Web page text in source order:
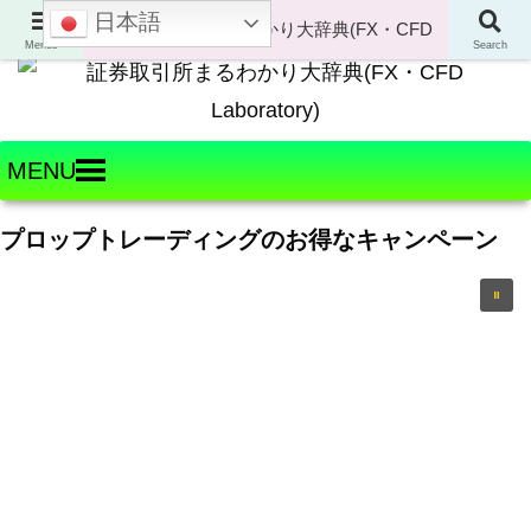
Welcome to FX・CFD Laboratory!
MENU
プロップトレーディングのお得なキャンペーン
Menus Search
日本語